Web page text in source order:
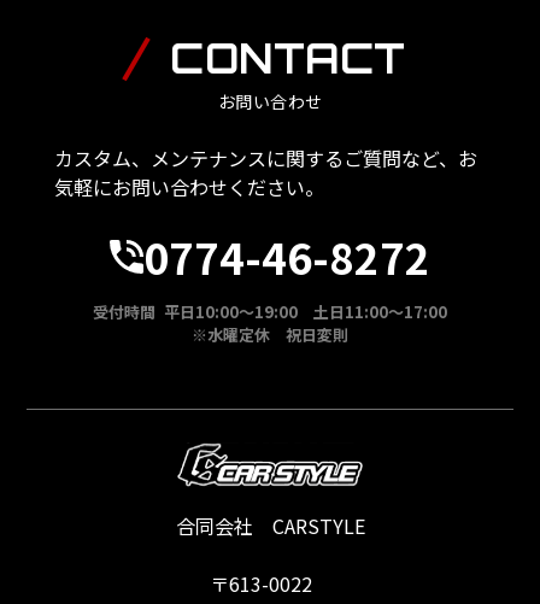
CONTACT
お問い合わせ
カスタム、メンテナンスに関するご質問など、お
気軽にお問い合わせください。
0774-46-8272
受付時間 平日10:00～19:00 土日11:00～17:00
※水曜定休 祝日変則
合同会社 CARSTYLE
〒613-0022